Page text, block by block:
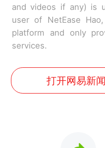
and videos if any) is
user of NetEase
platform and only
services.
打开网易新